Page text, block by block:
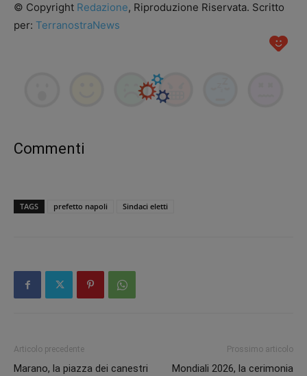
© Copyright Redazione, Riproduzione Riservata. Scritto
per: TerranostraNews
Commenti
TAGS prefetto napoli Sindaci eletti
Articolo precedente
Marano, la piazza dei canestri
Prossimo articolo
Mondiali 2026, la cerimonia